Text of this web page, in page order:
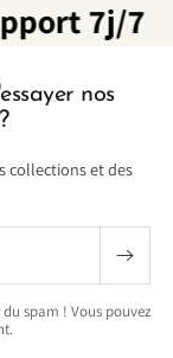
7j/7
nos
collections et des
spam ! Vous pouvez